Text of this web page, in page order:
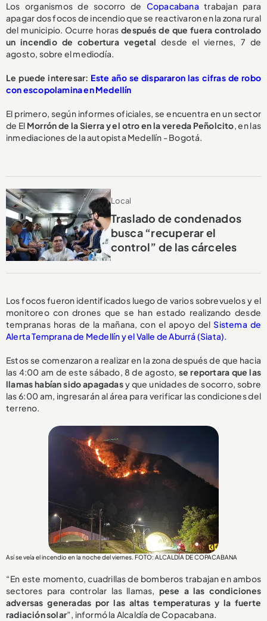
Los organismos de socorro de Copacabana trabajan para
apagar dos focos de incendio que se reactivaron en la zona rural
del municipio. Ocurre horasdespués de que fuera controlado
un incendio de cobertura vegetal desde el viernes, 7 de
agosto, sobre el mediodía.
Le puede interesar: Este año se dispararon las cifras de robo
con escopolamina en Medellín
El primero, según informes oficiales, se encuentra en un sector
de El Morrón de la Sierra y el otro en la vereda Peñolcito, en las
inmediaciones de la autopista Medellín - Bogotá.
Local
Traslado de condenados
busca “recuperar el
control” de las cárceles
Los focos fueron identificados luego de varios sobrevuelos y el
monitoreo con drones que se han estado realizando desde
tempranas horas de la mañana, con el apoyo delSistema de
Alerta Temprana de Medellín y el Valle de Aburrá (Siata).
Estos se comenzaron a realizar en la zona después de que hacia
las 4:00 am de este sábado, 8 de agosto, se reportara que las
llamas habían sido apagadasy que unidades de socorro, sobre
las 6:00 am, ingresarán al área para verificar las condiciones del
terreno.
Así se veía el incendio en la noche del viernes. FOTO: ALCALDÍA DE COPACABANA
“En este momento, cuadrillas de bomberos trabajan en ambos
sectores para controlar las llamas, pese a las condiciones
adversas generadas por las altas temperaturas y la fuerte
radiación solar”, informó la Alcaldía de Copacabana.